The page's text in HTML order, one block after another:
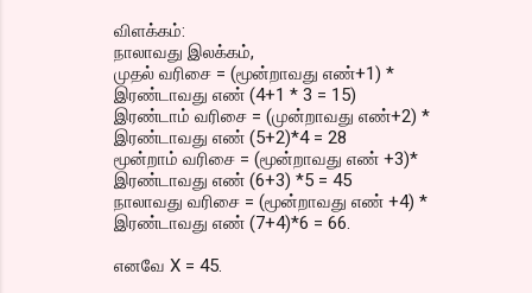
விளக்கம்:
நாலாவது இலக்கம்,
முதல் வரிசை = (மூன்றாவது எண்+1) *
இரண்டாவது எண் (4+1 * 3 = 15)
இரண்டாம் வரிசை = (முன்றாவது எண்+2) *
இரண்டாவது எண் (5+2)*4 = 28
மூன்றாம் வரிசை = (மூன்றாவது எண் +3)*
இரண்டாவது எண் (6+3) *5 = 45
நாலாவது வரிசை = (மூன்றாவது எண் +4) *
இரண்டாவது எண் (7+4)*6 = 66.
எனவே X = 45.